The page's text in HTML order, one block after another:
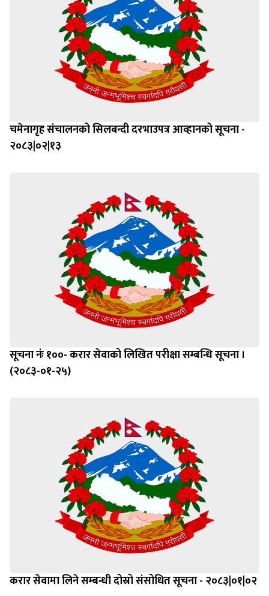
चमेनागृह संचालनको सिलबन्दी दरभाउपत्र आव्हानको सूचना -
२०८३|०२|१३
सूचना नंः १००- करार सेवाको लिखित परीक्षा सम्बन्धि सूचना ।
(२०८३-०१-२५)
करार सेवामा लिने सम्बन्धी दोस्रो संसोधित सूचना - २०८३|०१|०२